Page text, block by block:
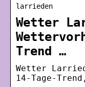
larrieden
Wetter
Trend …
Wetter
14-Tage-